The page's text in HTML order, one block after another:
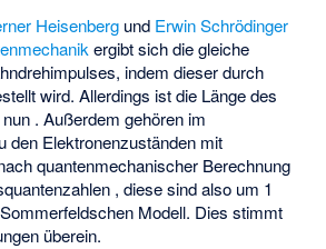
Heisenberg und Erwin Schrödinger
ergibt sich die gleiche
indem dieser durch
wird. Allerdings ist die Länge des
. Außerdem gehören im
den Elektronenzuständen mit
quantenmechanischer Berechnung
, diese sind also um 1
Modell. Dies stimmt
überein.